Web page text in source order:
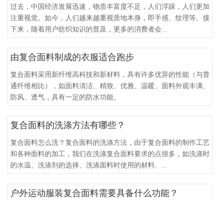
过去，中国经济发展迅速，物质丰富度不足，人们浮躁，人们更加
注重视觉。如今，人们越来越重视质地本身，即手感、纹理等。接
下来，随着用户纺织知识的普及，更多的消费者会...
由复合面料制成的衣服适合跑步
复合面料采用新纤维高科技和新材料，具有许多优异的性能（与普
通纤维相比），如面料清洁、精致、优雅、温暖、面料外观丰满、
防风、透气，具有一定的防水功能。
复合面料的洗涤方法有哪些？
复合面料怎么洗？复合面料的洗涤方法，由于复合面料的制作工艺
和各种面料的加工，我们在洗涤复合面料要求的点很多，如洗涤时
的水温、洗涤剂的选择、洗涤面料时使用的材料、...
户外运动服装复合面料需要具备什么功能？